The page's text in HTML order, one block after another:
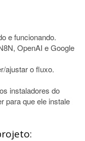
e funcionando.
OpenAI e Google
ajustar o fluxo.
instaladores do
para que ele instale